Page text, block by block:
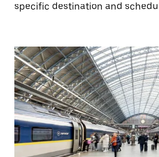
specific destination and